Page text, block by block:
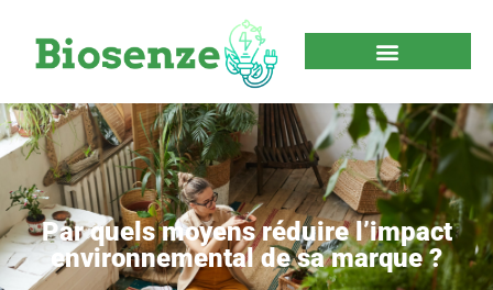
Par quels moyens réduire l’impact
environnemental de sa marque ?